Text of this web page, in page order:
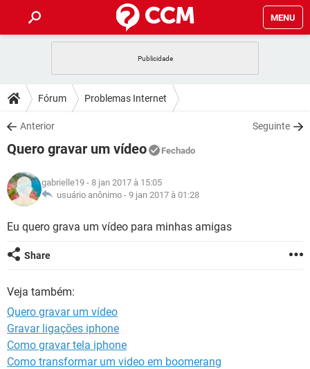
MENU
CELULAR FACEBOOK
OUTLOOK
INSTAGRAM GMAIL
GUIA DE COMPRAS
DICAS
JOGOS WHATSAPP
INSTAGRAM
GUIA DE COMPRAS
DOWNLOADS
JOGOS WHATSAPP
CELULAR
OUTLOOK EXCEL
GMAIL
FÓRUM
JOGOS
CELULAR
OUTLOOK EXCEL
INSTAGRAM
GLOSSÁRIO
WHATSAPP
INSTAGRAM
GUIA DE COMPRAS
Fórum Problemas Internet
Anterior Seguinte
Quero gravar um vídeo Fechado
gabrielle19 - 8 jan 2017 à 15:05
usuário anônimo - 9 jan 2017 à 01:28
Eu quero grava um vídeo para minhas amigas
Share
Veja também:
Quero gravar um vídeo
Gravar ligações iphone
Como gravar tela iphone
Como transformar um video em boomerang